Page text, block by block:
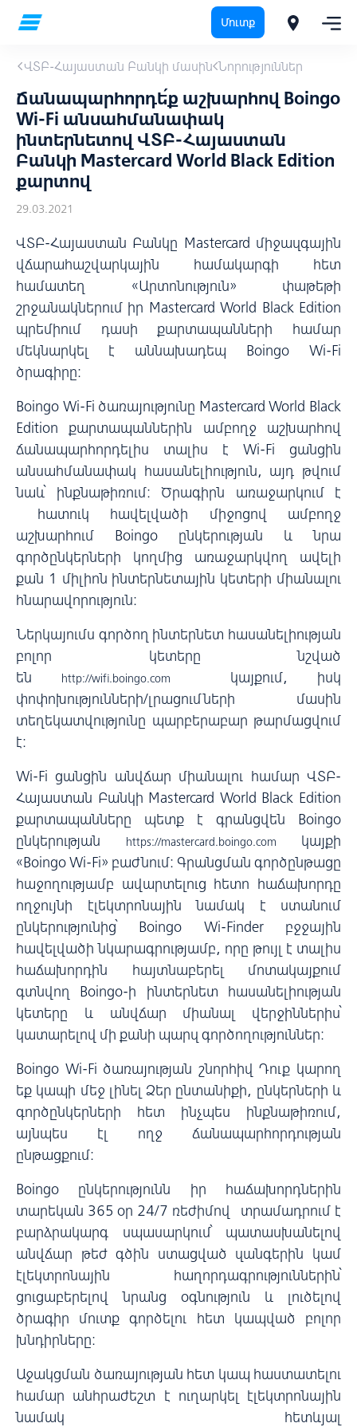
Մուտք
ՎՏԲ-Հայաստան Բանկի մասին Նորություններ
Ճանապարհորդե՛ք աշխարհով Boingo
Wi-Fi անսահմանափակ
ինտերնետով ՎՏԲ-Հայաստան
Բանկի Mastercard World Black Edition
քարտով
29.03.2021
ՎՏԲ-Հայաստան Բանկը Mastercard միջազգային
վճարահաշվարկային համակարգի հետ
համատեղ «Արտոնություն» փաթեթի
շրջանակներում իր Mastercard World Black Edition
պրեմիում դասի քարտապանների համար
մեկնարկել է աննախադեպ Boingo Wi-Fi
ծրագիրը:
Boingo Wi-Fi ծառայությունը Mastercard World Black
Edition քարտապաններին ամբողջ աշխարհով
ճանապարհորդելիս տալիս է Wi-Fi ցանցին
անսահմանափակ հասանելիություն, այդ թվում
նաև՝ ինքնաթիռում: Ծրագիրն առաջարկում է
հատուկ հավելվածի միջոցով ամբողջ
աշխարհում Boingo ընկերության և նրա
գործընկերների կողմից առաջարկվող ավելի
քան 1 միլիոն ինտերնետային կետերի միանալու
հնարավորություն:
Ներկայումս գործող ինտերնետ հասանելիության
բոլոր կետերը նշված
են
http://wifi.boingo.com
կայքում, իսկ
փոփոխությունների/լրացումների մասին
տեղեկատվությունը պարբերաբար թարմացվում
է:
Wi-Fi ցանցին անվճար միանալու համար ՎՏԲ-
Հայաստան Բանկի Mastercard World Black Edition
քարտապանները պետք է գրանցվեն Boingo
ընկերության
https://mastercard.boingo.com
կայքի
«Boingo Wi-Fi» բաժնում: Գրանցման գործընթացը
հաջողությամբ ավարտելուց հետո հաճախորդը
ողջույնի էլեկտրոնային նամակ է ստանում
ընկերությունից՝ Boingo Wi-Finder բջջային
հավելվածի նկարագրությամբ, որը թույլ է տալիս
հաճախորդին հայտնաբերել մոտակայքում
գտնվող Boingo-ի ինտերնետ հասանելիության
կետերը և անվճար միանալ վերջիններիս՝
կատարելով մի քանի պարզ գործողություններ:
Boingo Wi-Fi ծառայության շնորհիվ Դուք կարող
եք կապի մեջ լինել Ձեր ընտանիքի, ընկերների և
գործընկերների հետ ինչպես ինքնաթիռում,
այնպես էլ ողջ ճանապարհորդության
ընթացքում:
Boingo ընկերությունն իր հաճախորդներին
տարեկան 365 օր 24/7 ռեժիմով ​​ տրամադրում է
բարձրակարգ սպասարկում՝ պատասխանելով
անվճար թեժ գծին ստացված զանգերին կամ
էլեկտրոնային հաղորդագրություններին՝
ցուցաբերելով նրանց օգնություն և լուծելով
ծրագիր մուտք գործելու հետ կապված բոլոր
խնդիրները:
Աջակցման ծառայության հետ կապ հաստատելու
համար անհրաժեշտ է ուղարկել էլեկտրոնային
նամակ հետևյալ